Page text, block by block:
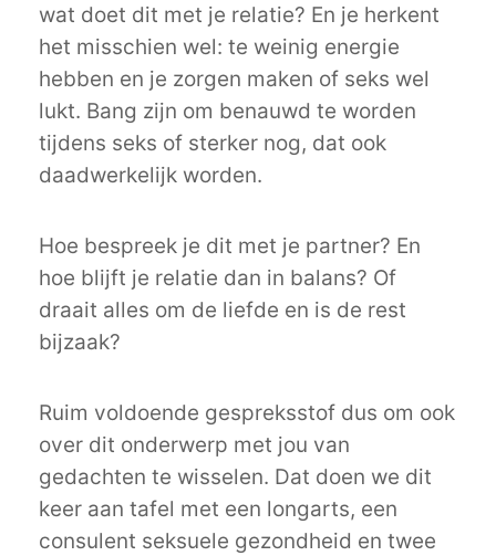
wat doet dit met je relatie? En je herkent
het misschien wel: te weinig energie
hebben en je zorgen maken of seks wel
lukt. Bang zijn om benauwd te worden
tijdens seks of sterker nog, dat ook
daadwerkelijk worden.
Hoe bespreek je dit met je partner? En
hoe blijft je relatie dan in balans? Of
draait alles om de liefde en is de rest
bijzaak?
Ruim voldoende gespreksstof dus om ook
over dit onderwerp met jou van
gedachten te wisselen. Dat doen we dit
keer aan tafel met een longarts, een
consulent seksuele gezondheid en twee